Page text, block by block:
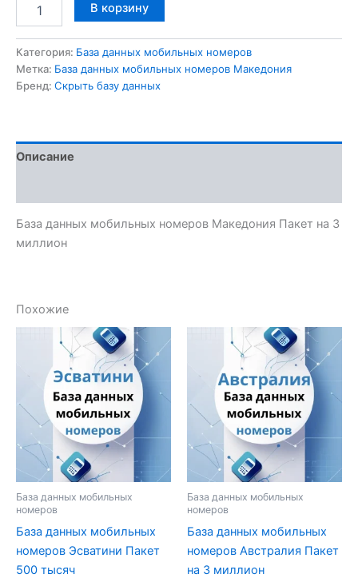
В корзину
Категория: База данных мобильных номеров
Метка: База данных мобильных номеров Македония
Бренд: Скрыть базу данных
Описание
База данных мобильных номеров Македония Пакет на 3
миллион
Похожие
База данных мобильных
номеров
База данных мобильных
номеров Эсватини Пакет
500 тысяч
База данных мобильных
номеров
База данных мобильных
номеров Австралия Пакет
на 3 миллион